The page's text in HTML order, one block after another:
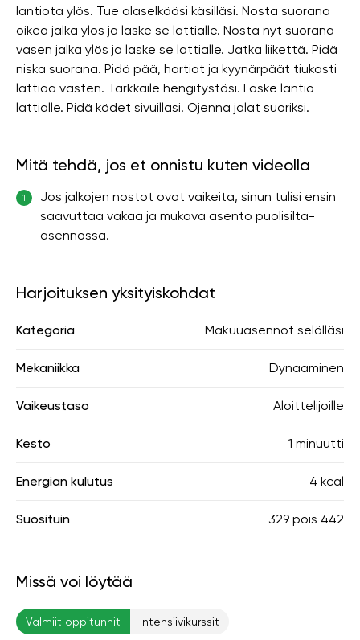
lantiota ylös. Tue alaselkääsi käsilläsi. Nosta suorana
oikea jalka ylös ja laske se lattialle. Nosta nyt suorana
vasen jalka ylös ja laske se lattialle. Jatka liikettä. Pidä
niska suorana. Pidä pää, hartiat ja kyynärpäät tiukasti
lattiaa vasten. Tarkkaile hengitystäsi. Laske lantio
lattialle. Pidä kädet sivuillasi. Ojenna jalat suoriksi.
Mitä tehdä, jos et onnistu kuten videolla
1
Jos jalkojen nostot ovat vaikeita, sinun tulisi ensin
saavuttaa vakaa ja mukava asento puolisilta-
asennossa.
Harjoituksen yksityiskohdat
Kategoria Makuuasennot selälläsi
Mekaniikka Dynaaminen
Vaikeustaso Aloittelijoille
Kesto 1 minuutti
Energian kulutus 4 kcal
Suosituin 329 pois 442
Missä voi löytää
Valmiit oppitunnit Intensiivikurssit